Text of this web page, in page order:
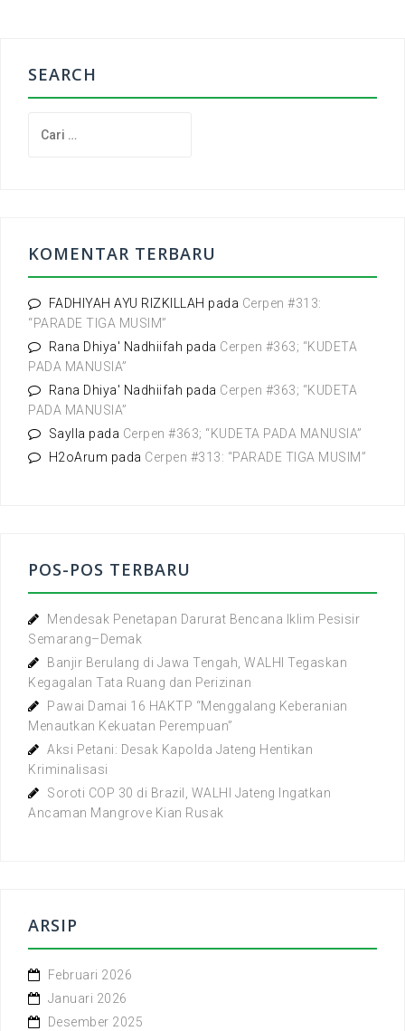
SEARCH
u
k
:
KOMENTAR TERBARU
FADHIYAH AYU RIZKILLAH pada Cerpen #313:
“PARADE TIGA MUSIM”
Rana Dhiya' Nadhiifah pada Cerpen #363; “KUDETA
PADA MANUSIA”
Rana Dhiya' Nadhiifah pada Cerpen #363; “KUDETA
PADA MANUSIA”
Saylla pada Cerpen #363; “KUDETA PADA MANUSIA”
H2oArum pada Cerpen #313: “PARADE TIGA MUSIM”
POS-POS TERBARU
Mendesak Penetapan Darurat Bencana Iklim Pesisir
Semarang–Demak
Banjir Berulang di Jawa Tengah, WALHI Tegaskan
Kegagalan Tata Ruang dan Perizinan
Pawai Damai 16 HAKTP “Menggalang Keberanian
Menautkan Kekuatan Perempuan”
Aksi Petani: Desak Kapolda Jateng Hentikan
Kriminalisasi
Soroti COP 30 di Brazil, WALHI Jateng Ingatkan
Ancaman Mangrove Kian Rusak
ARSIP
Februari 2026
Januari 2026
Desember 2025